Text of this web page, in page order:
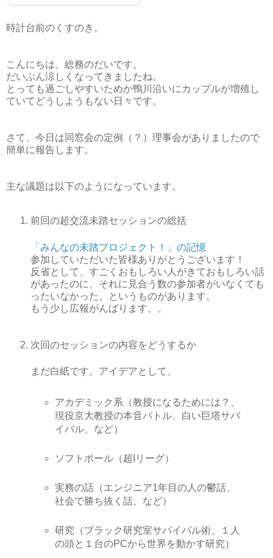
時計台前のくすのき。
こんにちは、総務のだいです。
だいぶん涼しくなってきましたね。
とっても過ごしやすいためか鴨川沿いにカップルが増殖し
ていてどうしようもない日々です。
さて、今日は同窓会の定例（？）理事会がありましたので
簡単に報告します。
主な議題は以下のようになっています。
前回の超交流未踏セッションの総括
「みんなの未踏プロジェクト！」の記憶
参加していただいた皆様ありがとうございます！
反省として、すごくおもしろい人がきておもしろい話
があったのに、それに見合う数の参加者がいなくても
ったいなかった、というものがあります。
もう少し広報がんばります。。
次回のセッションの内容をどうするか
まだ白紙です。アイデアとして、
アカデミック系（教授になるためには？、
現役京大教授の本音バトル、白い巨塔サバ
イバル、など）
ソフトボール（超Iリーグ）
実務の話（エンジニア1年目の人の鬱話、
社会で勝ち抜く話、など）
研究（ブラック研究室サバイバル術、１人
の頭と１台のPCから世界を動かす研究）